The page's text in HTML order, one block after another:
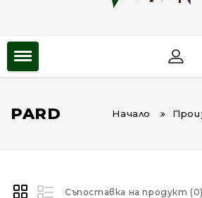
PARD Начало
Съпоставка на продукт (0)